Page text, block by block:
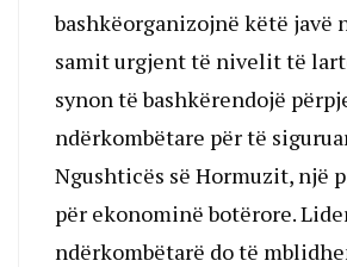
bashkëorganizojnë këtë javë
samit urgjent të nivelit të
synon të bashkërendojë
ndërkombëtare për të
Ngushticës së Hormuzit, një
për ekonominë botërore.
ndërkombëtarë do të